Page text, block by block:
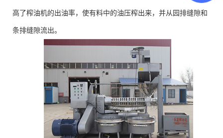
高了榨油机的出油率，使有料中的油压榨出来，并从园排缝隙和
条排缝隙流出。